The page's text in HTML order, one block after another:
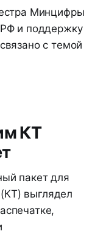
Минцифры
и поддержку
с темой
КТ
пакет для
выглядел